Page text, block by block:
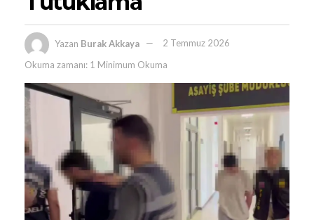
Yazan Burak Akkaya
2 Temmuz 2026
Okuma zamanı: 1 Minimum Okuma